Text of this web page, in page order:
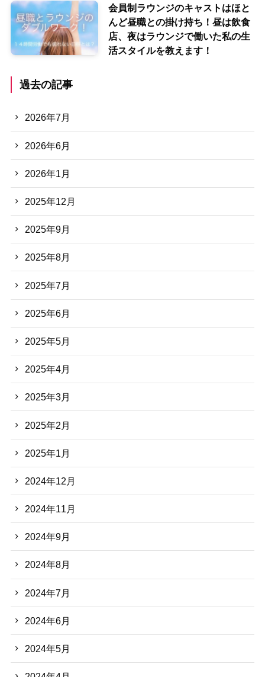
会員制ラウンジのキャストはほと
んど昼職との掛け持ち！昼は飲食
店、夜はラウンジで働いた私の生
活スタイルを教えます！
過去の記事
2026年7月
2026年6月
2026年1月
2025年12月
2025年9月
2025年8月
2025年7月
2025年6月
2025年5月
2025年4月
2025年3月
2025年2月
2025年1月
2024年12月
2024年11月
2024年9月
2024年8月
2024年7月
2024年6月
2024年5月